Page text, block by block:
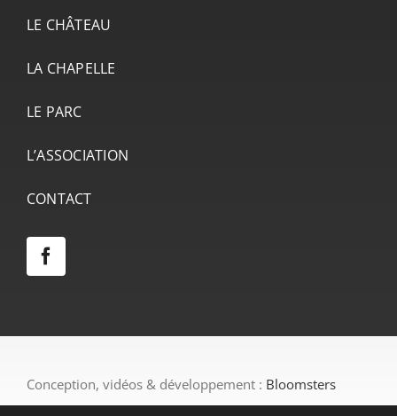
LE CHÂTEAU
LA CHAPELLE
LE PARC
L’ASSOCIATION
CONTACT
Conception, vidéos & développement : Bloomsters